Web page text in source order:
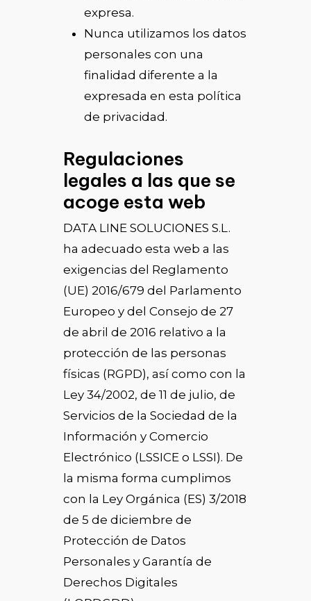
expresa.
Nunca utilizamos los datos
personales con una
finalidad diferente a la
expresada en esta política
de privacidad.
Regulaciones
legales a las que se
acoge esta web
DATA LINE SOLUCIONES S.L.
ha adecuado esta web a las
exigencias del Reglamento
(UE) 2016/679 del Parlamento
Europeo y del Consejo de 27
de abril de 2016 relativo a la
protección de las personas
físicas (RGPD), así como con la
Ley 34/2002, de 11 de julio, de
Servicios de la Sociedad de la
Información y Comercio
Electrónico (LSSICE o LSSI). De
la misma forma cumplimos
con la Ley Orgánica (ES) 3/2018
de 5 de diciembre de
Protección de Datos
Personales y Garantía de
Derechos Digitales